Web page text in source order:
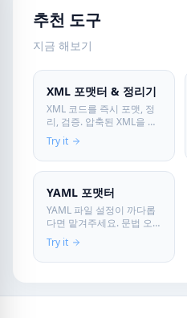
추천 도구
지금 해보기
XML 포맷터 & 정리기
XML 코드를 즉시 포맷, 정
리, 검증. 압축된 XML을 들
여쓰기로 보기 좋게 변환.
프로덕션용 XML 압축.
100% 브라우저 처리.
Try it
YAML 포맷터
YAML 파일 설정이 까다롭
다면 맡겨주세요. 문법 오
류를 검사하고 깔끔하게 포
맷팅해 드립니다. 물론 데
이터는 안전합니다.
Try it